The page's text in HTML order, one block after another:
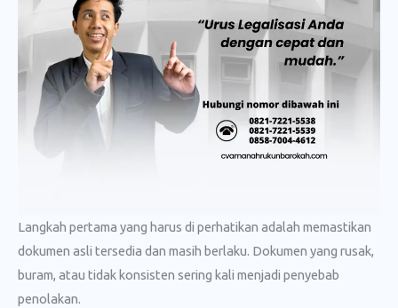
Langkah pertama yang harus di perhatikan adalah memastikan
dokumen asli tersedia dan masih berlaku. Dokumen yang rusak,
buram, atau tidak konsisten sering kali menjadi penyebab
penolakan.